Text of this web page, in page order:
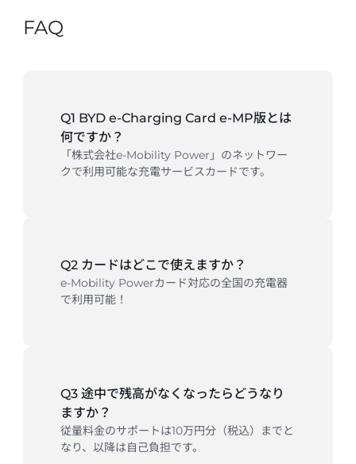
FAQ
Q1 BYD e-Charging Card e-MP版とは
何ですか？
「株式会社e-Mobility Power」のネットワー
クで利用可能な充電サービスカードです。
Q2 カードはどこで使えますか？
e-Mobility Powerカード対応の全国の充電器
で利用可能！
Q3 途中で残高がなくなったらどうなり
ますか？
従量料金のサポートは10万円分（税込）までと
なり、以降は自己負担です。